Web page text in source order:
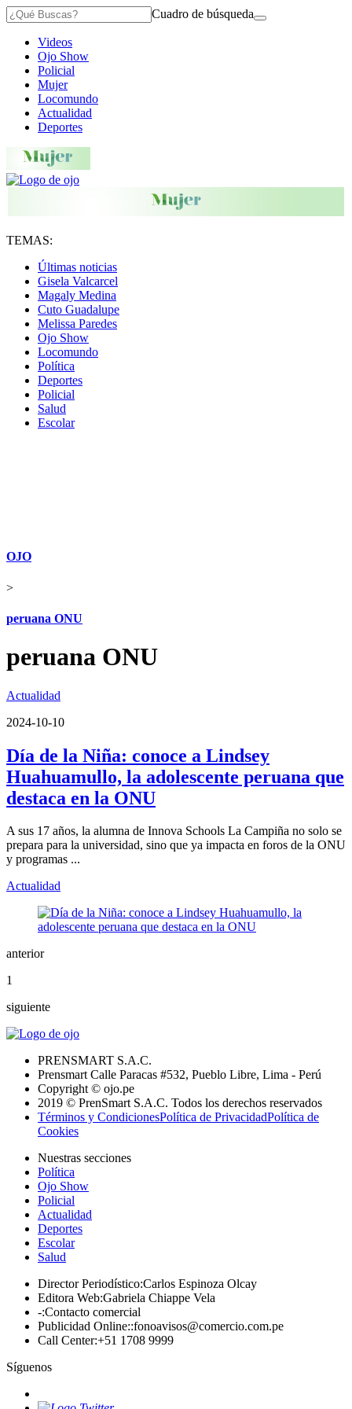
Cuadro de búsqueda
Videos
Ojo Show
Policial
Mujer
Locomundo
Actualidad
Deportes
TEMAS:
Últimas noticias
Gisela Valcarcel
Magaly Medina
Cuto Guadalupe
Melissa Paredes
Ojo Show
Locomundo
Política
Deportes
Policial
Salud
Escolar
OJO
>
peruana ONU
peruana ONU
Actualidad
2024-10-10
Día de la Niña: conoce a Lindsey
Huahuamullo, la adolescente peruana que
destaca en la ONU
A sus 17 años, la alumna de Innova Schools La Campiña no solo se
prepara para la universidad, sino que ya impacta en foros de la ONU
y programas ...
Actualidad
anterior
1
siguiente
PRENSMART S.A.C.
Prensmart Calle Paracas #532, Pueblo Libre, Lima - Perú
Copyright © ojo.pe
2019 © PrenSmart S.A.C. Todos los derechos reservados
Términos y CondicionesPolítica de PrivacidadPolítica de
Cookies
Nuestras secciones
Política
Ojo Show
Policial
Actualidad
Deportes
Escolar
Salud
Director Periodístico:Carlos Espinoza Olcay
Editora Web:Gabriela Chiappe Vela
-:Contacto comercial
Publicidad Online::fonoavisos@comercio.com.pe
Call Center:+51 1708 9999
Síguenos